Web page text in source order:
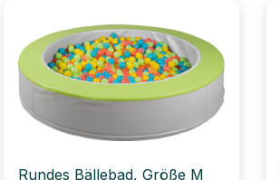
Rundes Bällebad, Größe M